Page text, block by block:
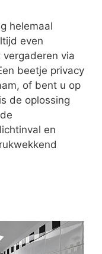
helemaal
even
via
beetje privacy
of bent u op
de oplossing
en